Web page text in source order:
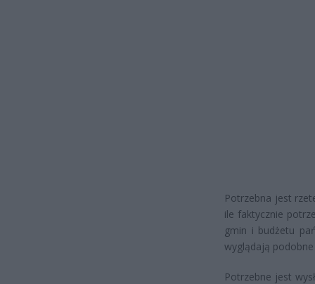
Potrzebna jest
ile faktycznie
gmin i budżetu
wyglądają
Potrzebne jest